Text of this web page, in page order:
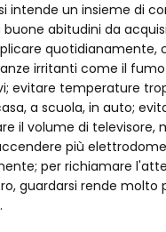
intende un insieme di
abitudini da
quotidianamente,
irritanti come il
evitare temperature
a scuola, in auto;
il volume di televisore,
più
per richiamare
guardarsi rende molto